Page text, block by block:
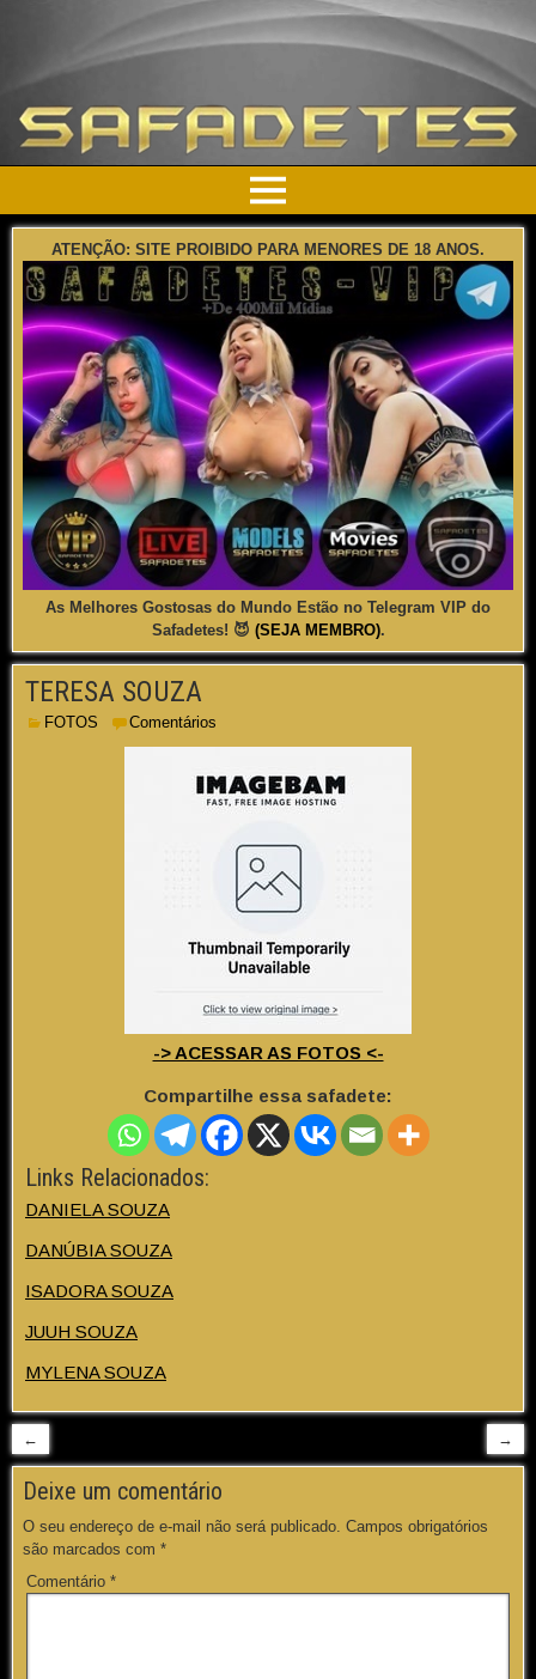
ATENÇÃO: SITE PROIBIDO PARA MENORES DE 18 ANOS.
As Melhores Gostosas do Mundo Estão no Telegram VIP do
Safadetes! 😈 (SEJA MEMBRO).
TERESA SOUZA
FOTOS Comentários
-> ACESSAR AS FOTOS <-
Compartilhe essa safadete:
Links Relacionados:
DANIELA SOUZA
DANÚBIA SOUZA
ISADORA SOUZA
JUUH SOUZA
MYLENA SOUZA
← →
Deixe um comentário
O seu endereço de e-mail não será publicado. Campos obrigatórios
são marcados com *
Comentário *